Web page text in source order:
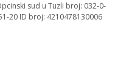
sud u Tuzli broj: 032-0-
20 ID broj: 4210478130006